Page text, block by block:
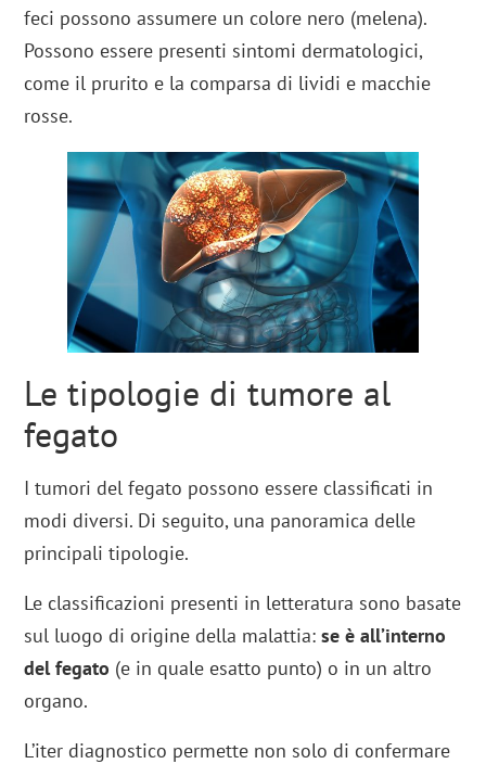
feci possono assumere un colore nero (melena).
Possono essere presenti sintomi dermatologici,
come il prurito e la comparsa di lividi e macchie
rosse.
Le tipologie di tumore al
fegato
I tumori del fegato possono essere classificati in
modi diversi. Di seguito, una panoramica delle
principali tipologie.
Le classificazioni presenti in letteratura sono basate
sul luogo di origine della malattia:se è all’interno
del fegato (e in quale esatto punto) o in un altro
organo.
L’iter diagnostico permette non solo di confermare